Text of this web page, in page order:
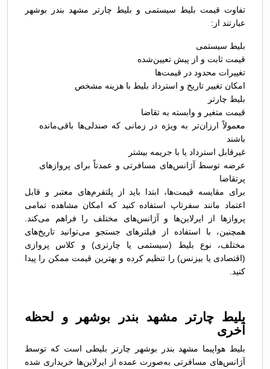
تفاوت قیمت بلیط سیستمی و بلیط چارتر مشهد بندر بوشهر
عبارتند از:
بلیط سیستمی
قیمت ثابت و از پیش تعیین‌شده
تغییرات محدود در قیمت‌ها
امکان تغییر تاریخ و استرداد بلیط با هزینه مشخص
بلیط چارتر
قیمت متغیر و وابسته به تقاضا
معمولاً ارزان‌تر به ویژه در زمانی که صندلی‌ها باقی‌مانده
باشند
غیرقابل استرداد یا با جریمه بیشتر
عرضه توسط آژانس‌های مسافرتی و عمدتاً برای پروازهای
پرتقاضا
برای مقایسه قیمت‌ها، ابتدا باید از پلتفرم‌های معتبر و قابل
اعتماد مانند سفرتاپ استفاده کنید که امکان مشاهده تمامی
پروازها از ایرلاین‌ها و آژانس‌های مختلف را فراهم می‌کند.
همچنین، با استفاده از فیلترهای جستجو می‌توانید تاریخ‌های
مختلف، نوع بلیط (سیستمی یا چارتری) و کلاس پروازی
(اقتصادی یا بیزنس) را تنظیم کرده و بهترین قیمت ممکن را پیدا
کنید.
بلیط چارتر مشهد بندر بوشهر و لحظه
آخری
بلیط هواپیما مشهد بندر بوشهر چارتر بلیطی است که توسط
آژانس‌های مسافرتی به‌صورت عمده از ایرلاین‌ها خریداری شده